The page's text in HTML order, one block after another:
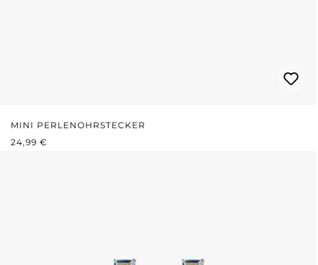
MINI PERLENOHRSTECKER
REGULÄRER PREIS:
24,99 €